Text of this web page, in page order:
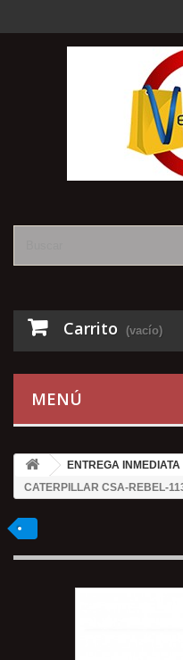
Carrito (vacío)
MENÚ
ENTREGA INMEDIATA
CATERPILLAR CSA-REBEL-